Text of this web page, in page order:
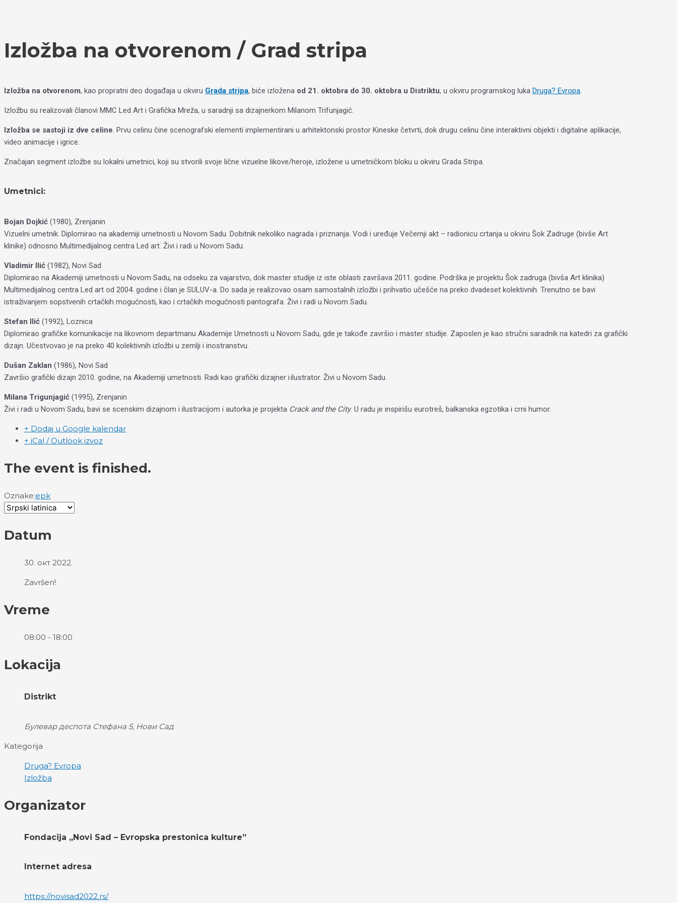
Izložba na otvorenom / Grad stripa
Izložba na otvorenom, kao propratni deo događaja u okviru Grada stripa, biće izložena od 21. oktobra do 30. oktobra u Distriktu, u okviru programskog luka Druga? Evropa.
Izložbu su realizovali članovi MMC Led Art i Grafička Mreža, u saradnji sa dizajnerkom Milanom Trifunjagić.
Izložba se sastoji iz dve celine. Prvu celinu čine scenografski elementi implementirani u arhitektonski prostor Kineske četvrti, dok drugu celinu čine interaktivni objekti i digitalne aplikacije,
video animacije i igrice.
Značajan segment izložbe su lokalni umetnici, koji su stvorili svoje lične vizuelne likove/heroje, izložene u umetničkom bloku u okviru Grada Stripa.
Umetnici:
Bojan Dojkić (1980), Zrenjanin
Vizuelni umetnik. Diplomirao na akademiji umetnosti u Novom Sadu. Dobitnik nekoliko nagrada i priznanja. Vodi i uređuje Večernji akt – radionicu crtanja u okviru Šok Zadruge (bivše Art
klinike) odnosno Multimedijalnog centra Led art. Živi i radi u Novom Sadu.
Vladimir Ilić (1982), Novi Sad
Diplomirao na Akademiji umetnosti u Novom Sadu, na odseku za vajarstvo, dok master studije iz iste oblasti završava 2011. godine. Podrška je projektu Šok zadruga (bivša Art klinika)
Multimedijalnog centra Led art od 2004. godine i član je SULUV-a. Do sada je realizovao osam samostalnih izložbi i prihvatio učešće na preko dvadeset kolektivnih. Trenutno se bavi
istraživanjem sopstvenih crtačkih mogućnosti, kao i crtačkih mogućnosti pantografa. Živi i radi u Novom Sadu.
Stefan Ilić (1992), Loznica
Diplomirao grafičke komunikacije na likovnom departmanu Akademije Umetnosti u Novom Sadu, gde je takođe završio i master studije. Zaposlen je kao stručni saradnik na katedri za grafički
dizajn. Učestvovao je na preko 40 kolektivnih izložbi u zemlji i inostranstvu.
Dušan Zaklan (1986), Novi Sad
Završio grafički dizajn 2010. godine, na Akademiji umetnosti. Radi kao grafički dizajner i ilustrator. Živi u Novom Sadu.
Milana Trigunjagić (1995), Zrenjanin
Živi i radi u Novom Sadu, bavi se scenskim dizajnom i ilustracijom i autorka je projekta Crack and the City. U radu je inspirišu eurotreš, balkanska egzotika i crni humor.
+ Dodaj u Google kalendar
+ iCal / Outlook izvoz
The event is finished.
Oznake:epk
Datum
30. окт 2022.
Završen!
Vreme
08:00 - 18:00
Lokacija
Distrikt
Булевар деспота Стефана 5, Нови Сад
Kategorija
Druga? Evropa
Izložba
Organizator
Fondacija „Novi Sad – Evropska prestonica kulture”
Internet adresa
https://novisad2022.rs/